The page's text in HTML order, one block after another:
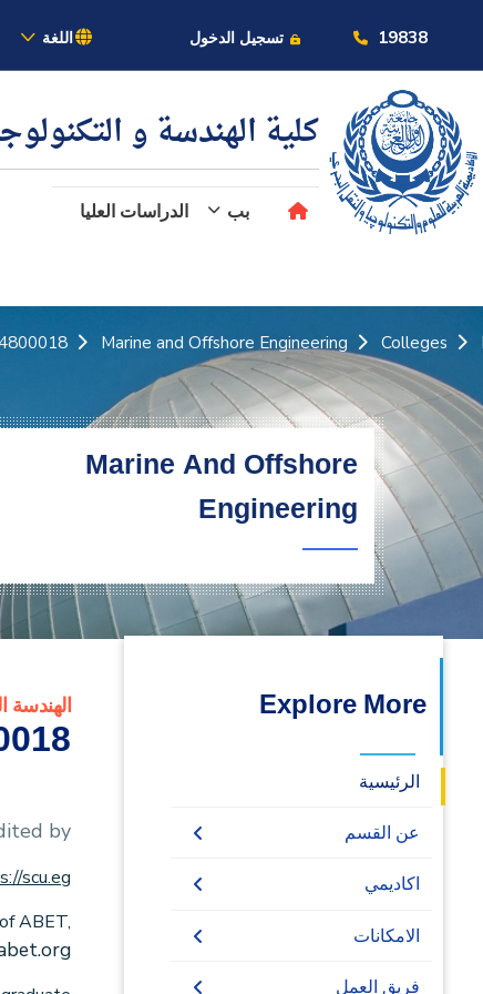
19838 تسجيل الدخول اللغة
النقل البحري
القبول والتسجيل
الدراسات الأكاديمية
البحث العلمي
التدريب والخدمة المجتمعية
الإستشارات
كلية الهندسة و
بب الدراسات العليا
Colleges
Marine and Offshore Engineering
Marine And Offshore
Engineering
Explore More
الرئيسية
عن القسم
اتصل بنا
اكاديمي
بكالوريوس
بكالوريوس الهندسة
دراسات عليا
الامكانات
المكتبه
فريق العمل
الهندسة
by:
scu.eg
ABET,